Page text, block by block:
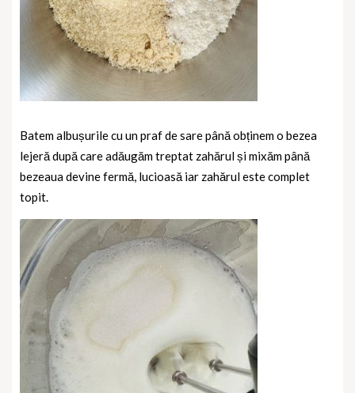
Batem albușurile cu un praf de sare până obținem o bezea
lejeră după care adăugăm treptat zahărul și mixăm până
bezeaua devine fermă, lucioasă iar zahărul este complet
topit.